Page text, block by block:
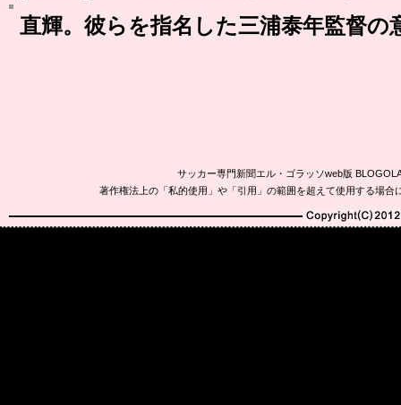
直輝。彼らを指名した三浦泰年監督の
サッカー専門新聞エル・ゴラッソweb版
著作権法上の「私的使用」や「引用」の範囲を超えて使用する場
Copyright(C)2010-